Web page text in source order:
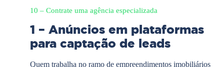
10 – Contrate uma agência especializada
1 – Anúncios em plataformas
para captação de leads
Quem trabalha no ramo de empreendimentos imobiliários